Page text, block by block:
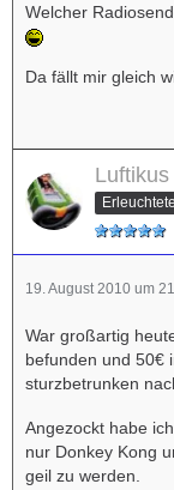
Welcher
Da fällt mir gleich
Luftikus
19. August 2010 um
War großartig
befunden und 50€
sturzbetrunken
Angezockt habe
nur Donkey Kong
geil zu werden.